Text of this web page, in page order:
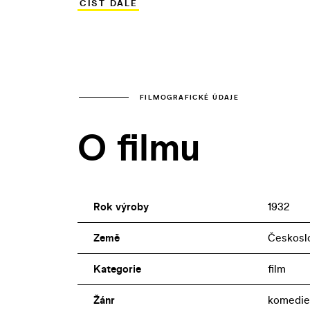
maršálek (1930). Po úspěchu Antona
ČÍST DÁLE
FILMOGRAFICKÉ ÚDAJE
O filmu
Rok výroby 1932
Země
Kategorie film
Žánr komedie